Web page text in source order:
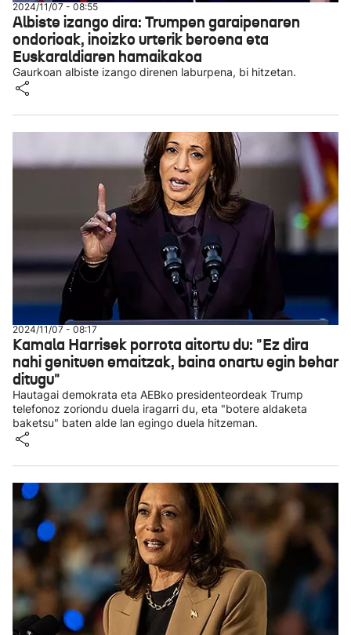
2024/11/07 - 08:55
Albiste izango dira: Trumpen garaipenaren
ondorioak, inoizko urterik beroena eta
Euskaraldiaren hamaikakoa
Gaurkoan albiste izango direnen laburpena, bi hitzetan.
2024/11/07 - 08:17
Kamala Harrisek porrota aitortu du: "Ez dira
nahi genituen emaitzak, baina onartu egin behar
ditugu"
Hautagai demokrata eta AEBko presidenteordeak Trump
telefonoz zoriondu duela iragarri du, eta "botere aldaketa
baketsu" baten alde lan egingo duela hitzeman.